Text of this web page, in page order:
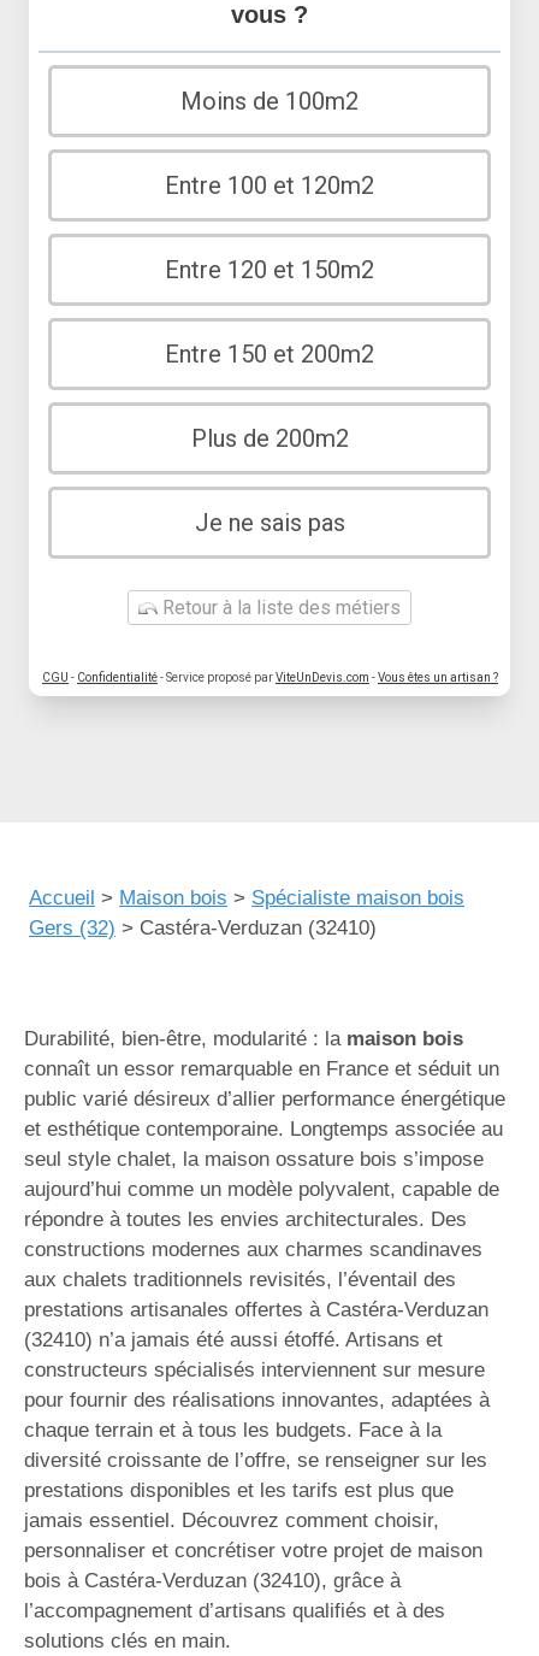
vous ?
Moins de 100m2
Entre 100 et 120m2
Entre 120 et 150m2
Entre 150 et 200m2
Plus de 200m2
Je ne sais pas
Retour à la liste des métiers
CGU - Confidentialité- Service proposé parViteUnDevis.com -Vous êtes un artisan ?
Accueil > Maison bois > Spécialiste maison bois
Gers (32) > Castéra-Verduzan (32410)
Durabilité, bien-être, modularité : la maison bois
connaît un essor remarquable en France et séduit un
public varié désireux d’allier performance énergétique
et esthétique contemporaine. Longtemps associée au
seul style chalet, la maison ossature bois s’impose
aujourd’hui comme un modèle polyvalent, capable de
répondre à toutes les envies architecturales. Des
constructions modernes aux charmes scandinaves
aux chalets traditionnels revisités, l’éventail des
prestations artisanales offertes à Castéra-Verduzan
(32410) n’a jamais été aussi étoffé. Artisans et
constructeurs spécialisés interviennent sur mesure
pour fournir des réalisations innovantes, adaptées à
chaque terrain et à tous les budgets. Face à la
diversité croissante de l’offre, se renseigner sur les
prestations disponibles et les tarifs est plus que
jamais essentiel. Découvrez comment choisir,
personnaliser et concrétiser votre projet de maison
bois à Castéra-Verduzan (32410), grâce à
l’accompagnement d’artisans qualifiés et à des
solutions clés en main.